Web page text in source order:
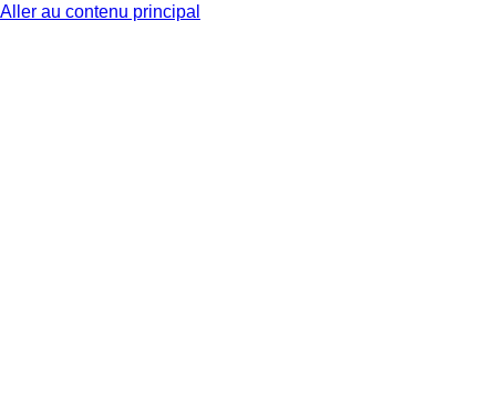
Aller au contenu principal